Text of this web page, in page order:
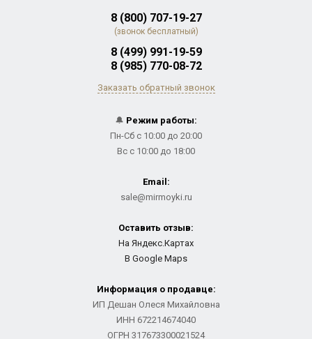
8 (800) 707-19-27
(звонок бесплатный)
8 (499) 991-19-59
8 (985) 770-08-72
Заказать обратный звонок
🔔 Режим работы:
Пн-Сб с 10:00 до 20:00
Вс с 10:00 до 18:00
Email:
sale@mirmoyki.ru
Оставить отзыв:
На Яндекс.Картах
В Google Maps
Информация о продавце:
ИП Дешан Олеся Михайловна
ИНН 672214674040
ОГРН 317673300021524